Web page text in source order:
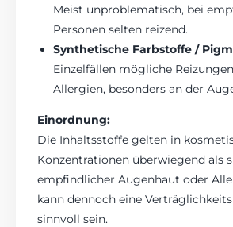
Meist unproblematisch, bei
Personen selten reizend.
Synthetische Farbstoffe /
Einzelfällen mögliche
Allergien, besonders an der
Einordnung:
Die Inhaltsstoffe gelten in
Konzentrationen überwiegend als
empfindlicher Augenhaut oder
kann dennoch eine
sinnvoll sein.